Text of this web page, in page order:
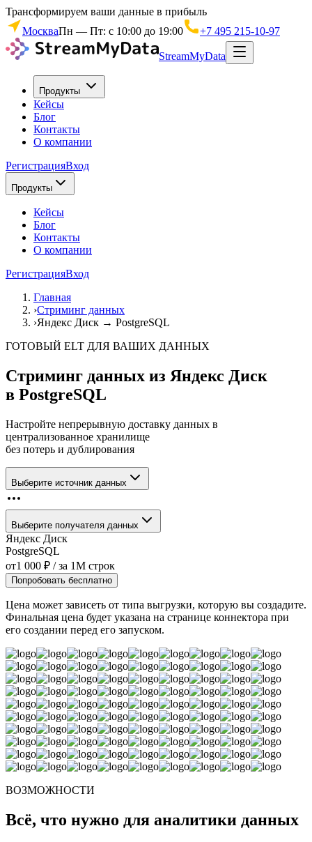
Трансформируем ваши данные в прибыль
МоскваПн — Пт: с 10:00 до 19:00 +7 495 215-10-97
StreamMyData
Продукты
Кейсы
Блог
Контакты
О компании
РегистрацияВход
Продукты
Кейсы
Блог
Контакты
О компании
РегистрацияВход
Главная
›Стриминг данных
›Яндекс Диск → PostgreSQL
ГОТОВЫЙ ELT ДЛЯ ВАШИХ ДАННЫХ
Стриминг данных из Яндекс Диск
в PostgreSQL
Настройте непрерывную доставку данных в
централизованное хранилище
без потерь и дублирования
Выберите источник данных
Выберите получателя данных
Яндекс Диск
PostgreSQL
от1 000 ₽ / за 1M строк
Попробовать бесплатно
Цена может зависеть от типа выгрузки, которую вы создадите.
Финальная цена будет указана на странице коннектора при
его создании перед его запуском.
ВОЗМОЖНОСТИ
Всё, что нужно для аналитики данных